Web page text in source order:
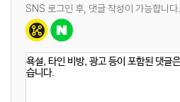
SNS 로그인 후, 댓글 작성이 가능합니다.